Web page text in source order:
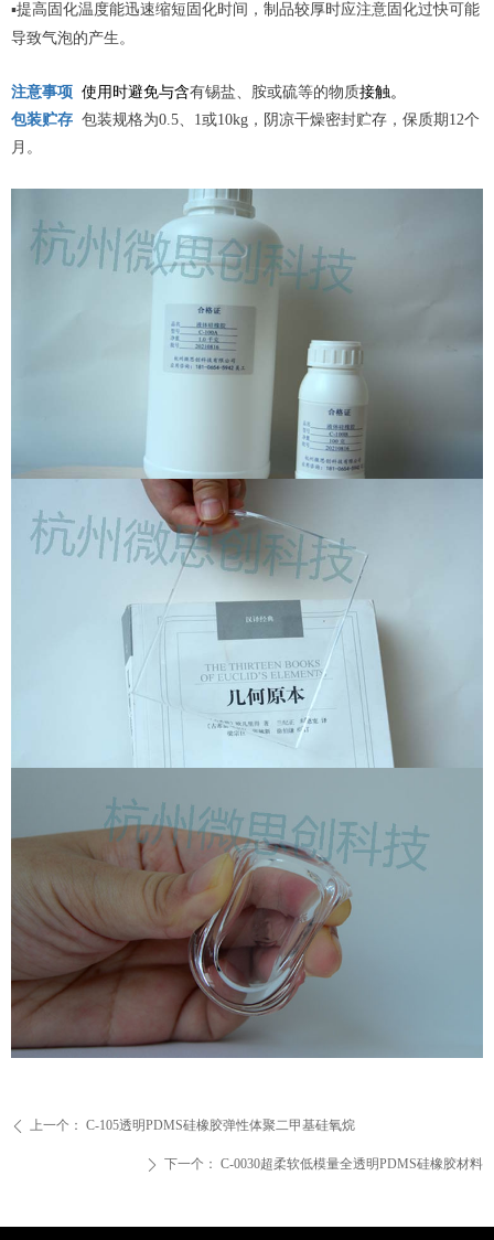
ꄴ 上一个： C-105透明PDMS硅橡胶弹性体聚二甲基硅氧烷
ꄲ 下一个： C-0030超柔软低模量全透明PDMS硅橡胶材料
▪提高固化温度能迅速缩短固化时间，制品较厚时应注意固化过快可能
导致气泡的产生。
注意事项 使用时避免与含有锡盐、胺或硫等的物质接触。
包装贮存 包装规格为0.5、1或10kg，阴凉干燥密封贮存 ，保质期12个
月。